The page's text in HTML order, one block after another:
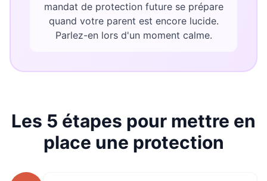
mandat de protection future se prépare
quand votre parent est encore lucide.
Parlez-en lors d'un moment calme.
Les 5 étapes pour mettre en
place une protection